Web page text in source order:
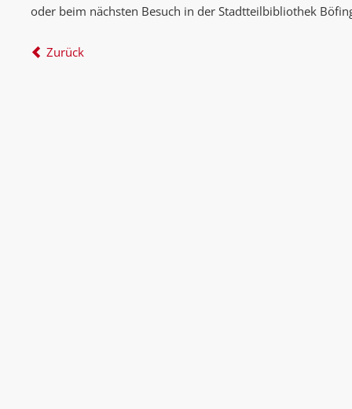
oder beim nächsten Besuch in der Stadtteilbibliothek
Zurück